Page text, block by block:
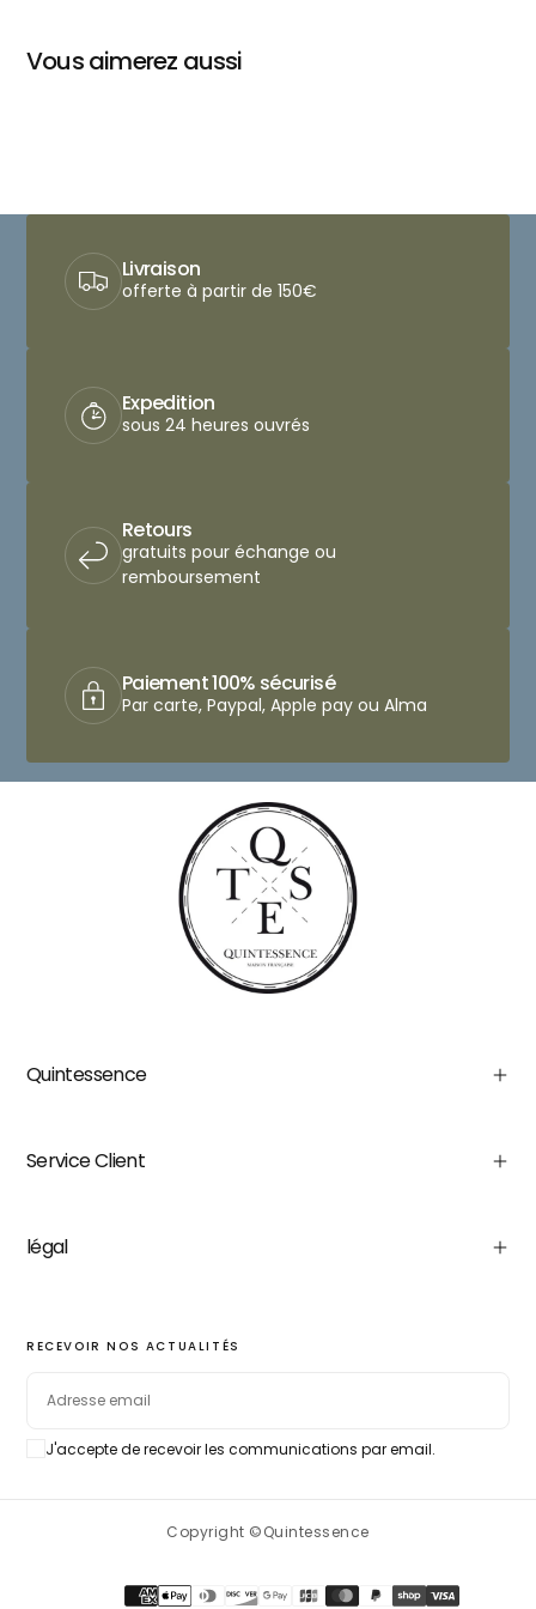
Vous aimerez aussi
Livraison
offerte à partir de 150€
Expedition
sous 24 heures ouvrés
Retours
gratuits pour échange ou
remboursement
Paiement 100% sécurisé
Par carte, Paypal, Apple pay ou Alma
Quintessence
Service Client
légal
RECEVOIR NOS ACTUALITÉS
J'accepte de recevoir les communications par email.
Copyright ©Quintessence
Méthodes